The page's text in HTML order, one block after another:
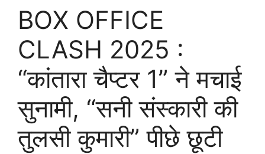
BOX OFFICE
CLASH 2025 :
“कांतारा चैप्टर 1” ने मचाई
सुनामी, “सनी संस्कारी की
तुलसी कुमारी” पीछे छूटी